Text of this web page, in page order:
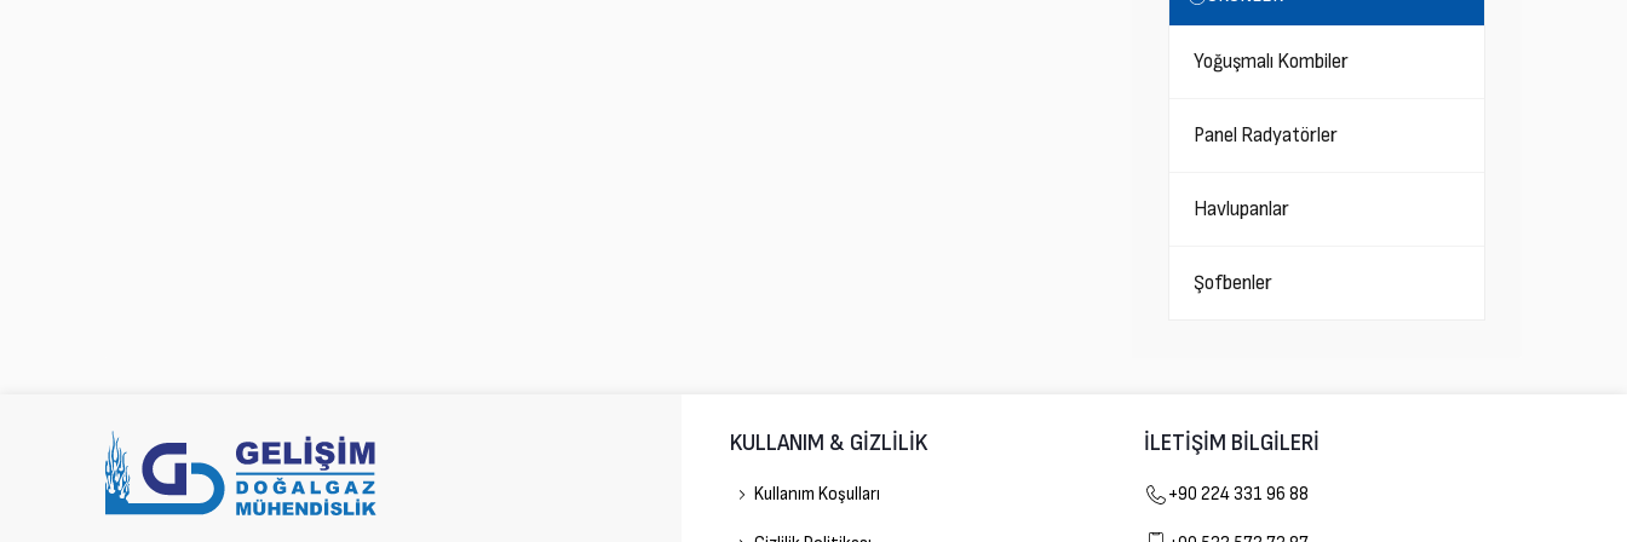
Yoğuşmalı Kombiler
Panel Radyatörler
Havlupanlar
Şofbenler
KULLANIM & GİZLİLİK
Kullanım Koşulları
İLETİŞİM BİLGİLERİ
+90 224 331 96 88
Gelişim Doğalgaz